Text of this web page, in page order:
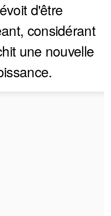
d'être
considérant
une nouvelle